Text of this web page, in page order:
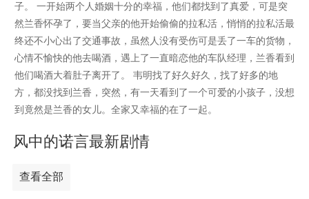
子。 一开始两个人婚姻十分的幸福，他们都找到了真爱，可是突
然兰香怀孕了，要当父亲的他开始偷偷的拉私活，悄悄的拉私活最
终还不小心出了交通事故，虽然人没有受伤可是丢了一车的货物，
心情不愉快的他去喝酒，遇上了一直暗恋他的车队经理，兰香看到
他们喝酒大着肚子离开了。 韦明找了好久好久，找了好多的地
方，都没找到兰香，突然，有一天看到了一个可爱的小孩子，没想
到竟然是兰香的女儿。全家又幸福的在了一起。
风中的诺言最新剧情
查看全部